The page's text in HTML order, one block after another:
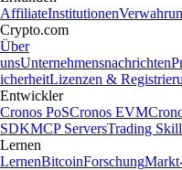
AffiliateInstitutionen
Crypto.com
Über
unsUnternehmensnachrichten
icherheitLizenzen &
Entwickler
Cronos PoSCronos EVM
SDKMCP ServersTrading
Lernen
LernenBitcoinForschung